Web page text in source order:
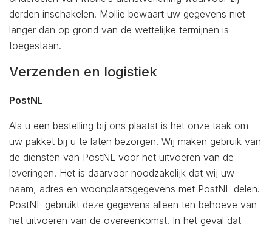
derden inschakelen. Mollie bewaart uw gegevens niet
langer dan op grond van de wettelijke termijnen is
toegestaan.
Verzenden en logistiek
PostNL
Als u een bestelling bij ons plaatst is het onze taak om
uw pakket bij u te laten bezorgen. Wij maken gebruik van
de diensten van PostNL voor het uitvoeren van de
leveringen. Het is daarvoor noodzakelijk dat wij uw
naam, adres en woonplaatsgegevens met PostNL delen.
PostNL gebruikt deze gegevens alleen ten behoeve van
het uitvoeren van de overeenkomst. In het geval dat